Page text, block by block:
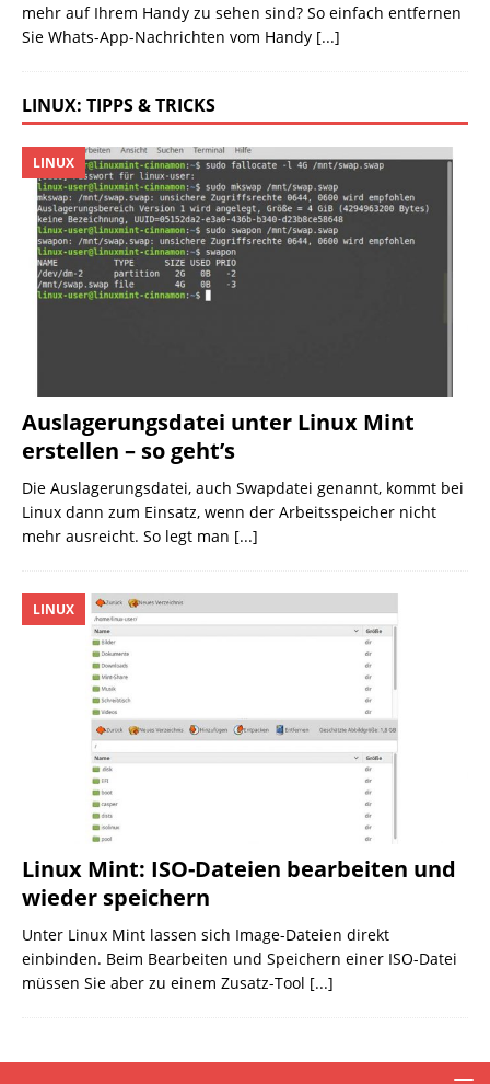
mehr auf Ihrem Handy zu sehen sind? So einfach entfernen
Sie Whats-App-Nachrichten vom Handy [...]
LINUX: TIPPS & TRICKS
Auslagerungsdatei unter Linux Mint
erstellen – so geht’s
LINUX
Die Auslagerungsdatei, auch Swapdatei genannt, kommt bei
Linux dann zum Einsatz, wenn der Arbeitsspeicher nicht
mehr ausreicht. So legt man [...]
Linux Mint: ISO-Dateien bearbeiten und
wieder speichern
LINUX
Unter Linux Mint lassen sich Image-Dateien direkt
einbinden. Beim Bearbeiten und Speichern einer ISO-Datei
müssen Sie aber zu einem Zusatz-Tool [...]